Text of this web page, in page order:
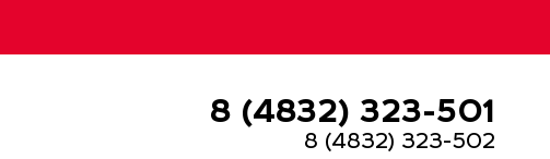
8 (4832) 323-501
8 (4832) 323-502